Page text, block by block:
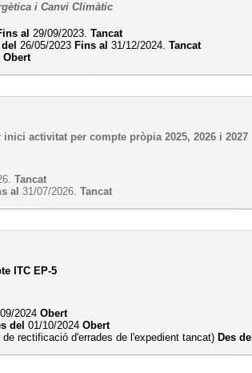
i Canvi Climàtic
al 29/09/2023.Tancat
26/05/2023 Fins al 31/12/2024.Tancat
Obert
activitat per compte pròpia 2025, 2026 i 2027
Tancat
al 31/07/2026.Tancat
ITC EP-5
2024Obert
del 01/10/2024Obert
rectificació d'errades de l'expedient tancat) Des del